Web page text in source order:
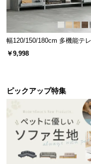
体圧分散の比較図
体圧分散されていない
✖ 負荷が集中
身体の一部分に圧力がか
体圧分散
幅120/150/180cm 多機能テ
ード 木目/石目調 オープン収
￥9,998
ピックアップ特集